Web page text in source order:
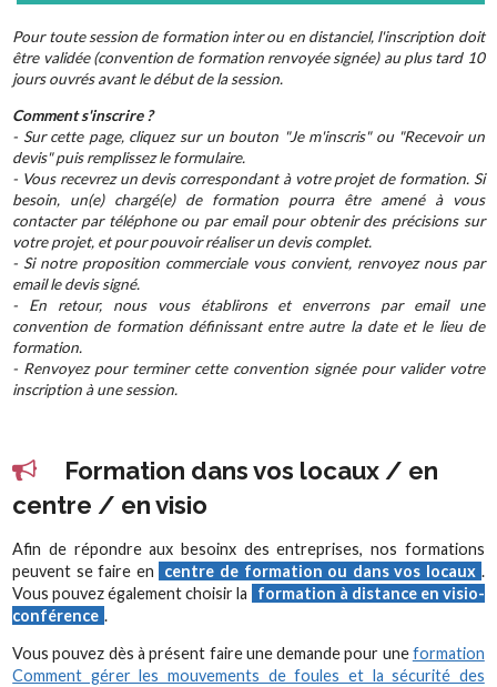
Pour toute session de formation inter ou en distanciel, l'inscription doit
être validée (convention de formation renvoyée signée) au plus tard 10
jours ouvrés avant le début de la session.
Comment s'inscrire ?
- Sur cette page, cliquez sur un bouton "Je m'inscris" ou "Recevoir un
devis" puis remplissez le formulaire.
- Vous recevrez un devis correspondant à votre projet de formation. Si
besoin, un(e) chargé(e) de formation pourra être amené à vous
contacter par téléphone ou par email pour obtenir des précisions sur
votre projet, et pour pouvoir réaliser un devis complet.
- Si notre proposition commerciale vous convient, renvoyez nous par
email le devis signé.
- En retour, nous vous établirons et enverrons par email une
convention de formation définissant entre autre la date et le lieu de
formation.
- Renvoyez pour terminer cette convention signée pour valider votre
inscription à une session.
Formation dans vos locaux / en
centre / en visio
Afin de répondre aux besoinx des entreprises, nos formations
peuvent se faire en
centre de formation ou dans vos locaux .
Vous pouvez également choisir la
formation à distance en visio-
conférence .
Vous pouvez dès à présent faire une demande pour uneformation
Comment gérer les mouvements de foules et la sécurité des